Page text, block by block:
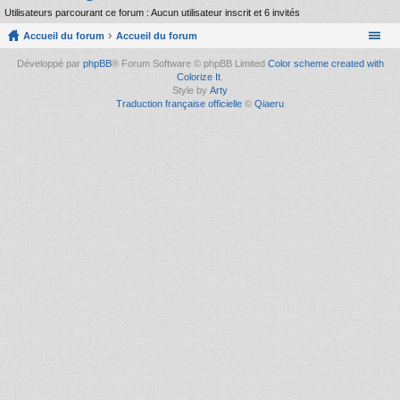
Utilisateurs parcourant ce forum : Aucun utilisateur inscrit et 6 invités
Accueil du forum Accueil du forum
Développé par phpBB® Forum Software © phpBB Limited Color scheme created with
Colorize It.
Style by Arty
Traduction française officielle © Qiaeru